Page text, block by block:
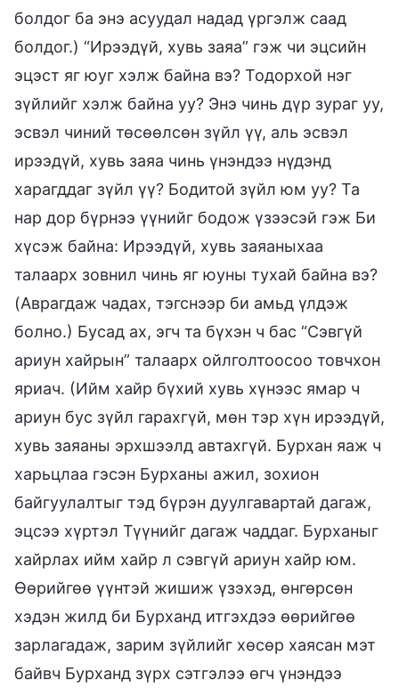
болдог ба энэ асуудал надад үргэлж саад
болдог.) “Ирээдүй, хувь заяа” гэж чи эцсийн
эцэст яг юуг хэлж байна вэ? Тодорхой нэг
зүйлийг хэлж байна уу? Энэ чинь дүр зураг уу,
эсвэл чиний төсөөлсөн зүйл үү, аль эсвэл
ирээдүй, хувь заяа чинь үнэндээ нүдэнд
харагддаг зүйл үү? Бодитой зүйл юм уу? Та
нар дор бүрнээ үүнийг бодож үзээсэй гэж Би
хүсэж байна: Ирээдүй, хувь заяаныхаа
талаарх зовнил чинь яг юуны тухай байна вэ?
(Аврагдаж чадах, тэгснээр би амьд үлдэж
болно.) Бусад ах, эгч та бүхэн ч бас “Сэвгүй
ариун хайрын” талаарх ойлголтоосоо товчхон
яриач. (Ийм хайр бүхий хувь хүнээс ямар ч
ариун бус зүйл гарахгүй, мөн тэр хүн ирээдүй,
хувь заяаны эрхшээлд автахгүй. Бурхан яаж ч
харьцлаа гэсэн Бурханы ажил, зохион
байгуулалтыг тэд бүрэн дуулгавартай дагаж,
эцсээ хүртэл Түүнийг дагаж чаддаг. Бурханыг
хайрлах ийм хайр л сэвгүй ариун хайр юм.
Өөрийгөө үүнтэй жишиж үзэхэд, өнгөрсөн
хэдэн жилд би Бурханд итгэхдээ өөрийгөө
зарлагадаж, зарим зүйлийг хөсөр хаясан мэт
байвч Бурханд зүрх сэтгэлээ өгч үнэндээ